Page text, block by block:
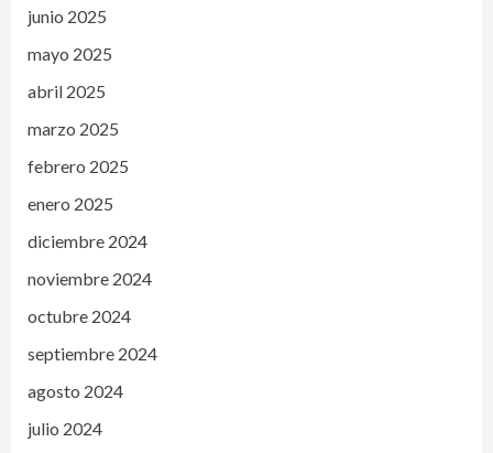
junio 2025
mayo 2025
abril 2025
marzo 2025
febrero 2025
enero 2025
diciembre 2024
noviembre 2024
octubre 2024
septiembre 2024
agosto 2024
julio 2024